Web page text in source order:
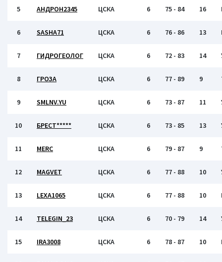
5 АНДРОН2345 ЦСКА 6 75 - 84 16
6 SASHA71 ЦСКА 6 76 - 86 13
7 ГИДРОГЕОЛОГ ЦСКА 6 72 - 83 14
8 ГРОЗА ЦСКА 6 77 - 89 9
9 SMLNV.YU ЦСКА 6 73 - 87 11
10 БРЕСТ***** ЦСКА 6 73 - 85 13
11 MERC ЦСКА 6 79 - 87 9
12 MAGVET ЦСКА 6 77 - 88 10
13 LEXA1065 ЦСКА 6 77 - 88 10
14 TELEGIN_23 ЦСКА 6 70 - 79 14
15 IRA3008 ЦСКА 6 78 - 87 10